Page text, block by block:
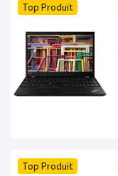
Top Produit
Top Produit